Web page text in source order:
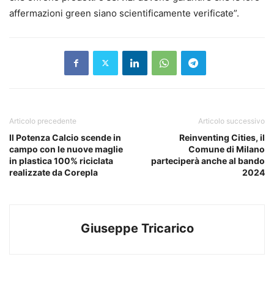
affermazioni green siano scientificamente verificate”.
Articolo precedente
Il Potenza Calcio scende in
campo con le nuove maglie
in plastica 100% riciclata
realizzate da Corepla
Articolo successivo
Reinventing Cities, il
Comune di Milano
parteciperà anche al bando
2024
Giuseppe Tricarico